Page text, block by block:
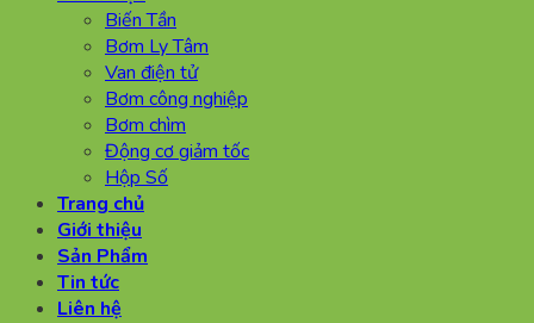
Biến Tần
Bơm Ly Tâm
Van điện tử
Bơm công nghiệp
Bơm chìm
Động cơ giảm tốc
Hộp Số
Trang chủ
Giới thiệu
Sản Phẩm
Tin tức
Liên hệ